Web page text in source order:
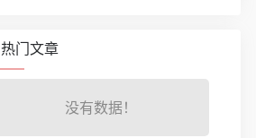
热门文章
没有数据！